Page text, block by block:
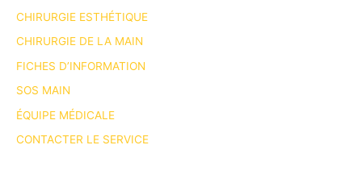
CHIRURGIE ESTHÉTIQUE
CHIRURGIE DE LA MAIN
FICHES D’INFORMATION
SOS MAIN
ÉQUIPE MÉDICALE
CONTACTER LE SERVICE